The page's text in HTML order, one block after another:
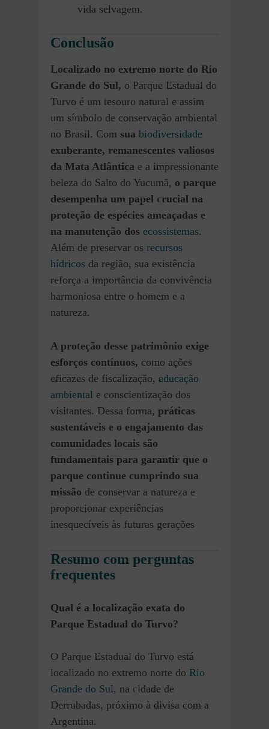
vida selvagem.
Conclusão
Localizado no extremo norte do Rio
Grande do Sul, o Parque Estadual do
Turvo é um tesouro natural e assim
um símbolo de conservação ambiental
no Brasil. Com sua biodiversidade
exuberante, remanescentes valiosos
da Mata Atlântica e a impressionante
beleza do Salto do Yucumã, o parque
desempenha um papel crucial na
proteção de espécies ameaçadas e
na manutenção dos ecossistemas.
Além de preservar os recursos
hídricos da região, sua existência
reforça a importância da convivência
harmoniosa entre o homem e a
natureza.
A proteção desse patrimônio exige
esforços contínuos, como ações
eficazes de fiscalização, educação
ambiental e conscientização dos
visitantes. Dessa forma, práticas
sustentáveis e o engajamento das
comunidades locais são
fundamentais para garantir que o
parque continue cumprindo sua
missão de conservar a natureza e
proporcionar experiências
inesquecíveis às futuras gerações
Resumo com perguntas
frequentes
Qual é a localização exata do
Parque Estadual do Turvo?
O Parque Estadual do Turvo está
localizado no extremo norte do Rio
Grande do Sul, na cidade de
Derrubadas, próximo à divisa com a
Argentina.